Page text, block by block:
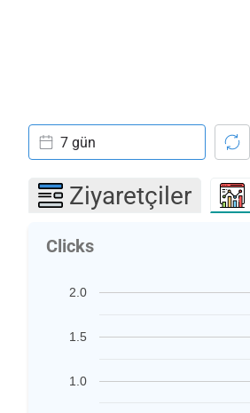
7 gün
Ziyaretçiler
Clicks
1.0
1.5
2.0